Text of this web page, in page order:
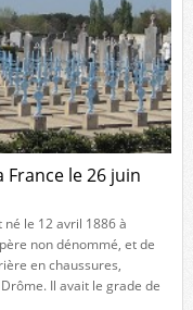
France le 26 juin
né le 12 avril 1886 à
non dénommé, et de
en chaussures,
Il avait le grade de